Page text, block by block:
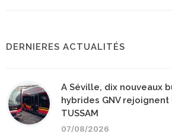
DERNIERES ACTUALITÉS
A Séville, dix nouveaux
hybrides GNV
TUSSAM
07/08/2026